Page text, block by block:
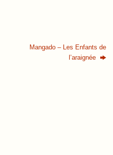
Mangado – Les Enfants de
l’araignée